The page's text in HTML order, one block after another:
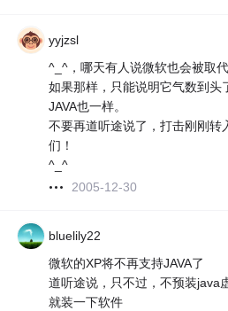
yyjzsl
^_^，哪天有人说微软也会被取
如果那样，只能说明它气数到头
JAVA也一样。
不要再道听途说了，打击刚刚转
们！
^_^
2005-12-30
bluelily22
微软的XP将不再支持JAVA了
道听途说，只不过，不预装java
就装一下软件